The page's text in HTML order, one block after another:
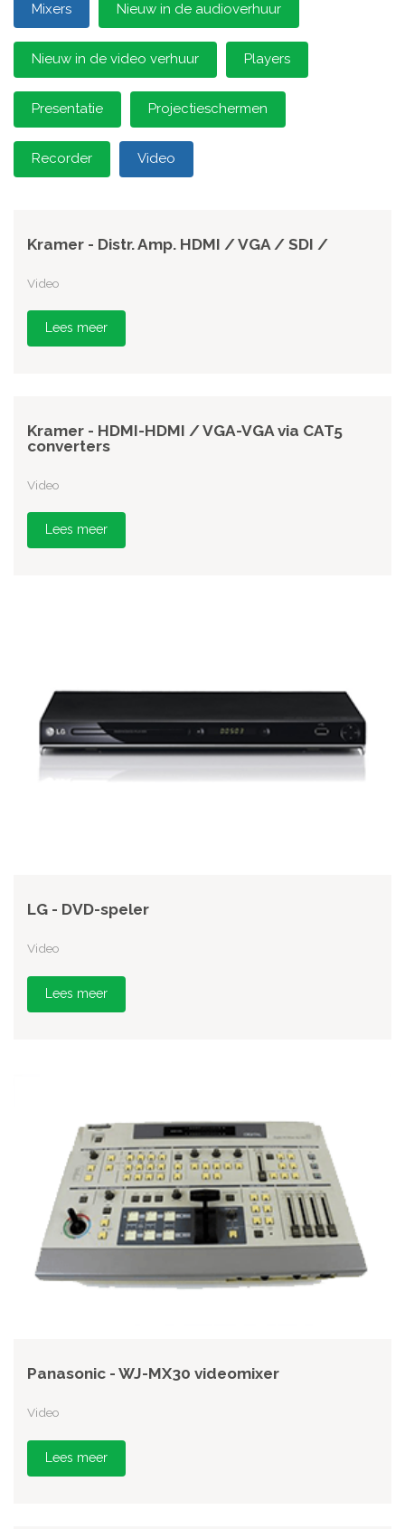
Mixers Nieuw in de audioverhuur
Nieuw in de video verhuur Players
Presentatie Projectieschermen
Recorder Video
Kramer - Distr. Amp. HDMI / VGA / SDI /
Video
Lees meer
Kramer - HDMI-HDMI / VGA-VGA via CAT5
converters
Video
Lees meer
LG - DVD-speler
Video
Lees meer
Panasonic - WJ-MX30 videomixer
Video
Lees meer